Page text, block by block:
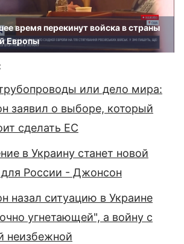
время перекинут войска в страны
Европы
или дело мира:
заявил о выборе, который
сделать ЕС
в Украину станет новой
России - Джонсон
назал ситуацию в Украине
угнетающей", а войну с
неизбежной